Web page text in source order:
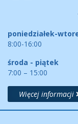
poniedziałek-
8:00-16:00
środa - piątek
7:00 – 15:00
Więcej informacji